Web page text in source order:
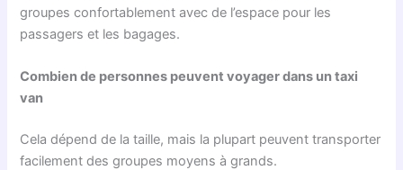
groupes confortablement avec de l’espace pour les
passagers et les bagages.
Combien de personnes peuvent voyager dans un taxi
van
Cela dépend de la taille, mais la plupart peuvent transporter
facilement des groupes moyens à grands.